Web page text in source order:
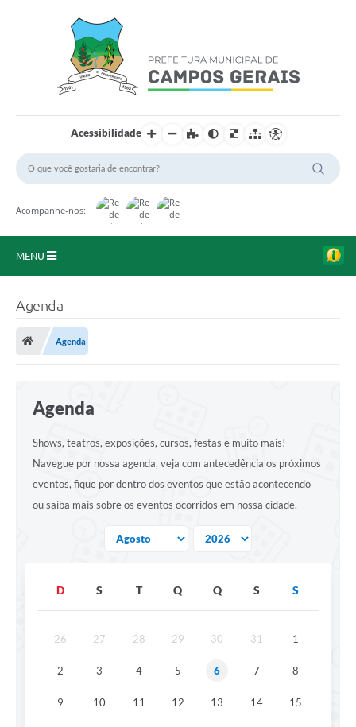
Acessibilidade
Acompanhe-nos:
MENU
A Prefeitura
Secretarias
Mais
Agenda
Agenda
Agenda
Shows, teatros, exposições, cursos, festas e muito mais!
Navegue por nossa agenda, veja com antecedência os próximos
eventos, fique por dentro dos eventos que estão acontecendo
ou saiba mais sobre os eventos ocorridos em nossa cidade.
D S T Q Q S S
26 27 28 29 30 31 1
2 3 4 5 6 7 8
9 10 11 12 13 14 15